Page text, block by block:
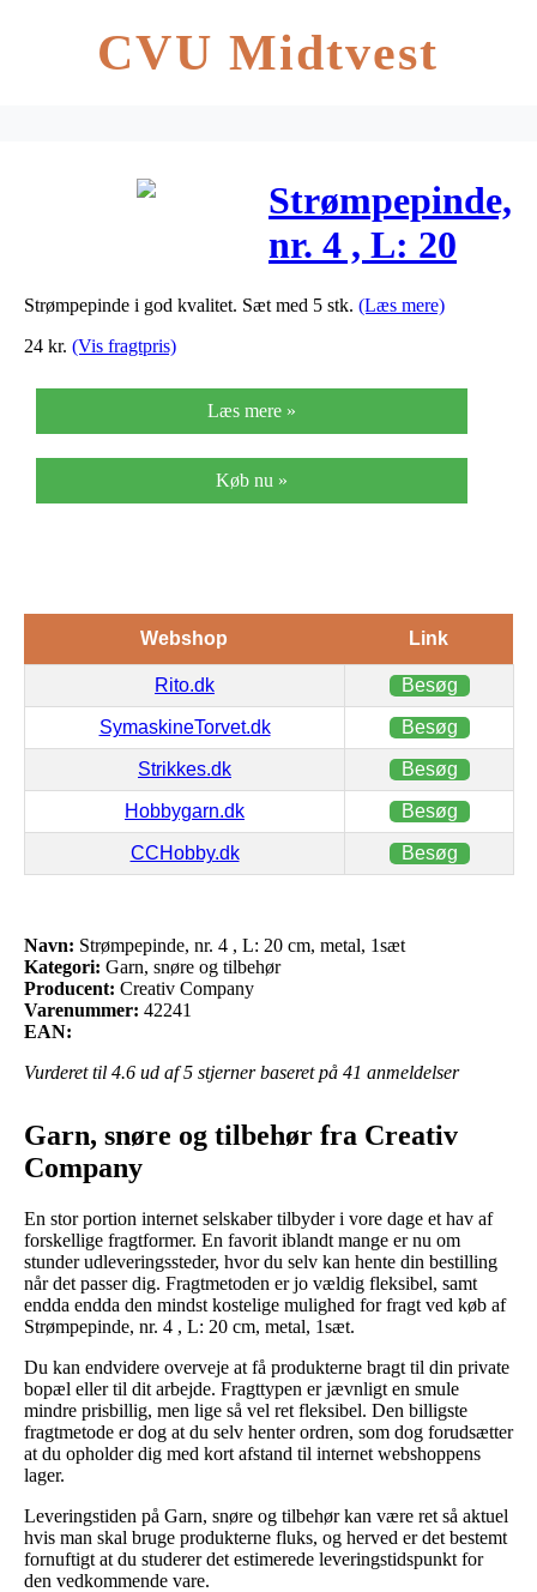
CVU Midtvest
Strømpepinde,
nr. 4 , L: 20
cm, metal,
Strømpepinde i god kvalitet. Sæt med 5 stk. (Læs mere)
24 kr. (Vis fragtpris)
Læs mere »
Køb nu »
Webshop Link
Rito.dk Besøg
SymaskineTorvet.dk Besøg
Strikkes.dk Besøg
Hobbygarn.dk Besøg
CCHobby.dk Besøg
Navn: Strømpepinde, nr. 4 , L: 20 cm, metal, 1sæt
Kategori: Garn, snøre og tilbehør
Producent: Creativ Company
Varenummer: 42241
EAN:
Vurderet til 4.6 ud af 5 stjerner baseret på 41 anmeldelser
Garn, snøre og tilbehør fra Creativ
Company
En stor portion internet selskaber tilbyder i vore dage et hav af
forskellige fragtformer. En favorit iblandt mange er nu om
stunder udleveringssteder, hvor du selv kan hente din bestilling
når det passer dig. Fragtmetoden er jo vældig fleksibel, samt
endda endda den mindst kostelige mulighed for fragt ved køb af
Strømpepinde, nr. 4 , L: 20 cm, metal, 1sæt.
Du kan endvidere overveje at få produkterne bragt til din private
bopæl eller til dit arbejde. Fragttypen er jævnligt en smule
mindre prisbillig, men lige så vel ret fleksibel. Den billigste
fragtmetode er dog at du selv henter ordren, som dog forudsætter
at du opholder dig med kort afstand til internet webshoppens
lager.
Leveringstiden på Garn, snøre og tilbehør kan være ret så aktuel
hvis man skal bruge produkterne fluks, og herved er det bestemt
fornuftigt at du studerer det estimerede leveringstidspunkt for
den vedkommende vare.